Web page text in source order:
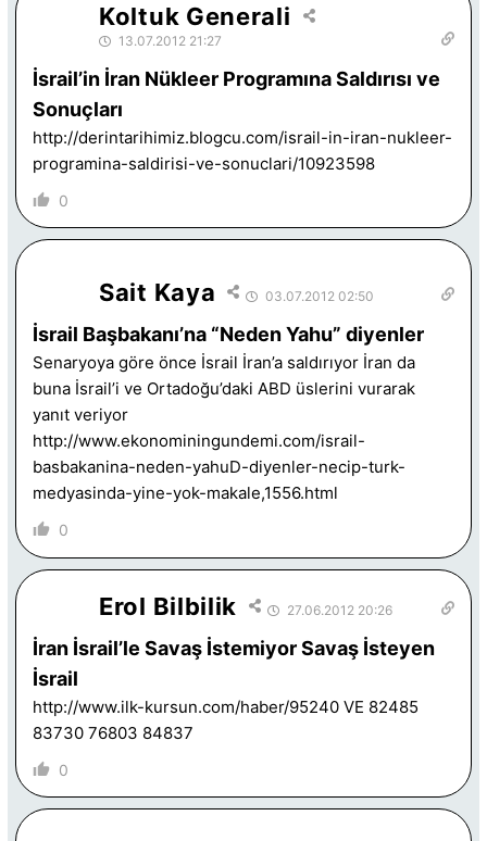
Koltuk Generali
13.07.2012 21:27
İsrail’in İran Nükleer Programına Saldırısı ve
Sonuçları
http://derintarihimiz.blogcu.com/israil-in-iran-nukleer-
programina-saldirisi-ve-sonuclari/10923598
0
Sait Kaya 03.07.2012 02:50
İsrail Başbakanı’na “Neden Yahu” diyenler
Senaryoya göre önce İsrail İran’a saldırıyor İran da
buna İsrail’i ve Ortadoğu’daki ABD üslerini vurarak
yanıt veriyor
http://www.ekonominingundemi.com/israil-
basbakanina-neden-yahuD-diyenler-necip-turk-
medyasinda-yine-yok-makale,1556.html
0
Erol Bilbilik 27.06.2012 20:26
İran İsrail’le Savaş İstemiyor Savaş İsteyen
İsrail
http://www.ilk-kursun.com/haber/95240 VE 82485
83730 76803 84837
0